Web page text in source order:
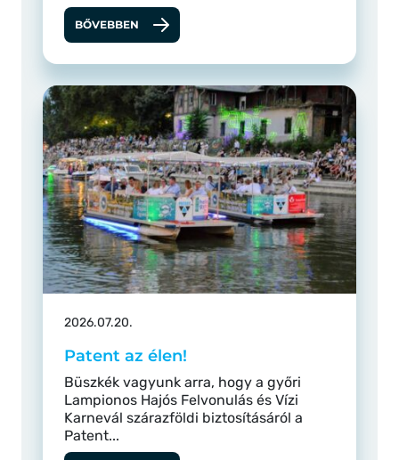
BŐVEBBEN
2026.07.20.
Patent az élen!
Büszkék vagyunk arra, hogy a győri
Lampionos Hajós Felvonulás és Vízi
Karnevál szárazföldi biztosításáról a
Patent...